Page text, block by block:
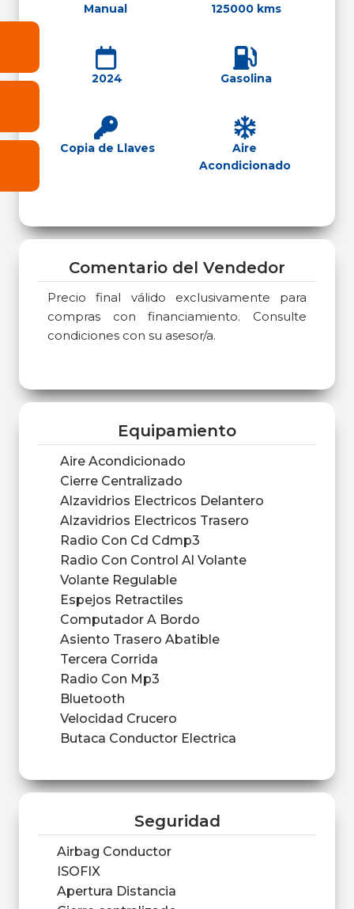
Manual 125000 kms
2024 Gasolina
Copia de Llaves
Aire
Acondicionado
Comentario del Vendedor
Precio final válido exclusivamente para
compras con financiamiento. Consulte
condiciones con su asesor/a.
Equipamiento
Aire Acondicionado
Cierre Centralizado
Alzavidrios Electricos Delantero
Alzavidrios Electricos Trasero
Radio Con Cd Cdmp3
Radio Con Control Al Volante
Volante Regulable
Espejos Retractiles
Computador A Bordo
Asiento Trasero Abatible
Tercera Corrida
Radio Con Mp3
Bluetooth
Velocidad Crucero
Butaca Conductor Electrica
Seguridad
Airbag Conductor
ISOFIX
Apertura Distancia